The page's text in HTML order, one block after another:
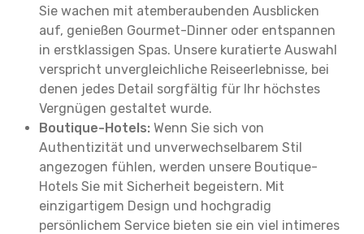
Sie wachen mit atemberaubenden Ausblicken
auf, genießen Gourmet-Dinner oder entspannen
in erstklassigen Spas. Unsere kuratierte Auswahl
verspricht unvergleichliche Reiseerlebnisse, bei
denen jedes Detail sorgfältig für Ihr höchstes
Vergnügen gestaltet wurde.
Boutique-Hotels: Wenn Sie sich von
Authentizität und unverwechselbarem Stil
angezogen fühlen, werden unsere Boutique-
Hotels Sie mit Sicherheit begeistern. Mit
einzigartigem Design und hochgradig
persönlichem Service bieten sie ein viel intimeres